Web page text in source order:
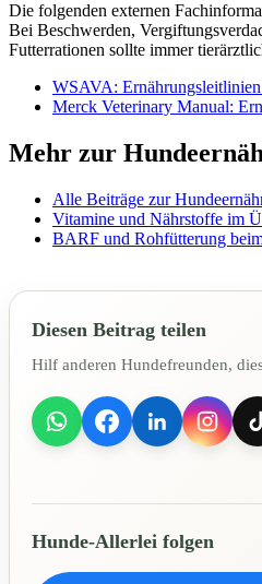
Die folgenden externen
Bei Beschwerden,
Futterrationen sollte immer
WSAVA:
Merck Veterinary Manual:
Mehr zur
Alle Beiträge zur
Vitamine und Nährstoffe im
BARF und Rohfütterung
Diesen Beitrag teilen
Hilf anderen Hundefreunden,
Hunde-Allerlei folgen